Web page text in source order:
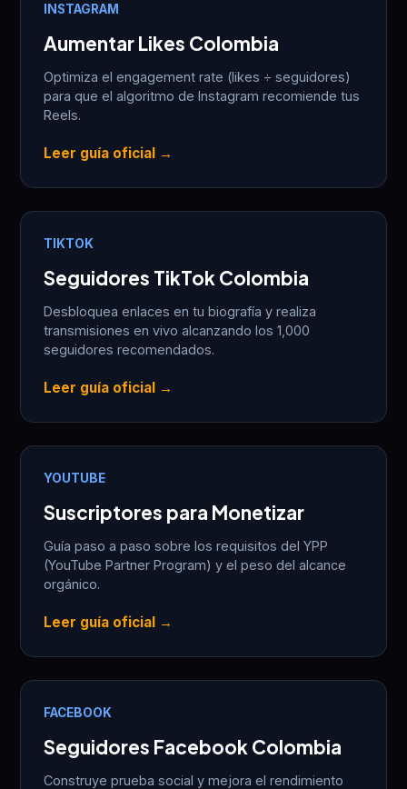
INSTAGRAM
Aumentar Likes Colombia
Optimiza el engagement rate (likes ÷ seguidores)
para que el algoritmo de Instagram recomiende tus
Reels.
Leer guía oficial →
TIKTOK
Seguidores TikTok Colombia
Desbloquea enlaces en tu biografía y realiza
transmisiones en vivo alcanzando los 1,000
seguidores recomendados.
Leer guía oficial →
YOUTUBE
Suscriptores para Monetizar
Guía paso a paso sobre los requisitos del YPP
(YouTube Partner Program) y el peso del alcance
orgánico.
Leer guía oficial →
FACEBOOK
Seguidores Facebook Colombia
Construye prueba social y mejora el rendimiento